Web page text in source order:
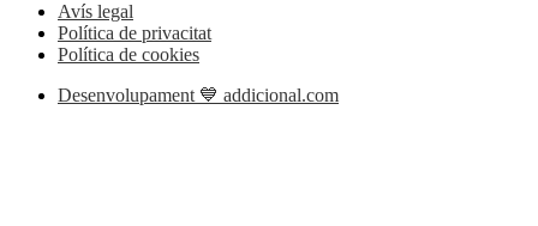
Avís legal
Política de privacitat
Política de cookies
Desenvolupament 💙 addicional.com